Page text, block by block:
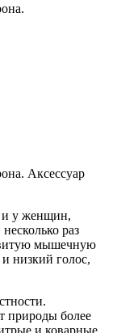
Аксессуар
и у женщин,
раз
мышечную
низкий голос,
природы более
и коварные.